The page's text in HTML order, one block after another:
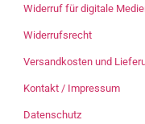
Widerruf für digitale
Widerrufsrecht
Versandkosten und
Kontakt / Impressum
Datenschutz